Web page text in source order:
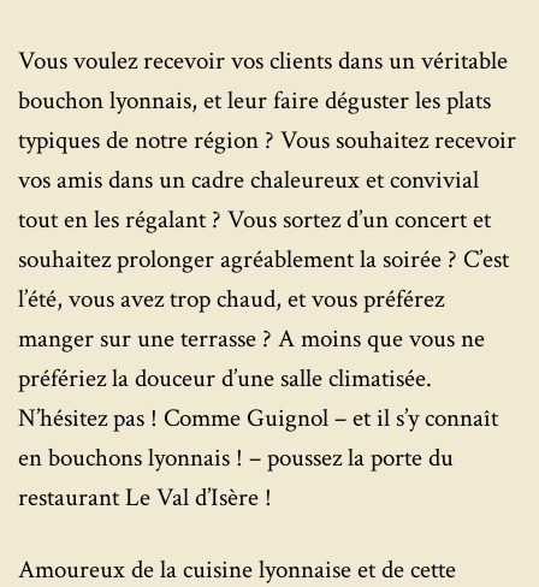
Vous voulez recevoir vos clients dans un véritable
bouchon lyonnais, et leur faire déguster les plats
typiques de notre région ? Vous souhaitez recevoir
vos amis dans un cadre chaleureux et convivial
tout en les régalant ? Vous sortez d’un concert et
souhaitez prolonger agréablement la soirée ? C’est
l’été, vous avez trop chaud, et vous préférez
manger sur une terrasse ? A moins que vous ne
préfériez la douceur d’une salle climatisée.
N’hésitez pas ! Comme Guignol – et il s’y connaît
en bouchons lyonnais ! – poussez la porte du
restaurant Le Val d’Isère !
Amoureux de la cuisine lyonnaise et de cette